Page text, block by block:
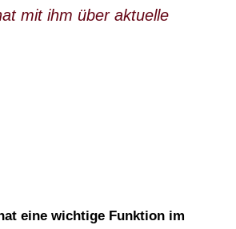
mit ihm über aktuelle
eine wichtige Funktion im